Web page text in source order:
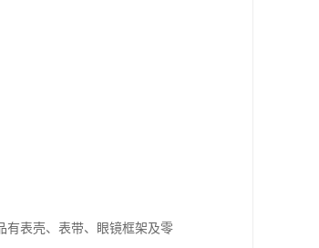
有表壳、表带、眼镜框架及零